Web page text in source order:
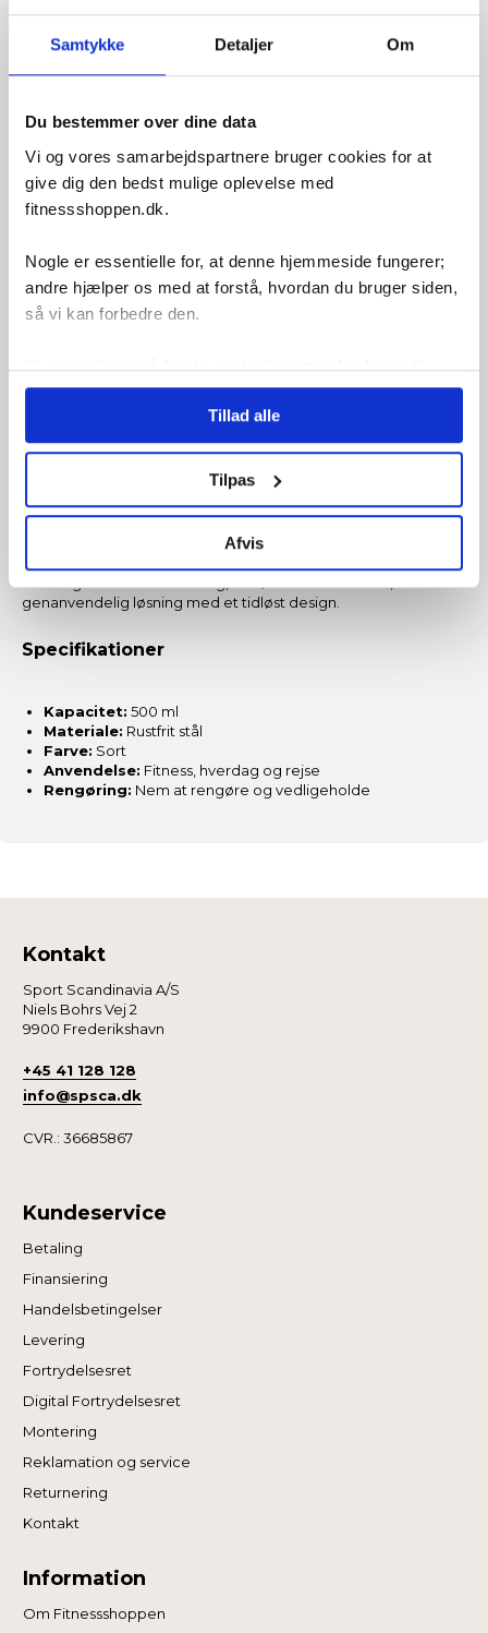
Samtykke Detaljer Om
Du bestemmer over dine data
Vi og vores samarbejdspartnere bruger cookies for at
give dig den bedst mulige oplevelse med
fitnessshoppen.dk.
Nogle er essentielle for, at denne hjemmeside fungerer;
andre hjælper os med at forstå, hvordan du bruger siden,
så vi kan forbedre den.
Vi anvender også første- og tredjepartsteknologier til
marketing formål. Klik på “Tillad alle” for at fortsætte som
angivet, eller klik på “Tilpas” for at vælge, hvilke typer
cookies du vil acceptere.
Tillad alle
Tilpas
Afvis
Designet til at bevare drikkens friskhed og temperatur
Perfekt størrelse til både korte og længere træningspas
samt daglig hydrering.
Slankt og stilrent design
Sort finish giver et tidløst look, der passer til både
Miljøvenligt valg
Genanvendelig flaske reducerer behovet for
engangsplast og støtter en bæredygtig livsstil.
Hvorfor vælge ASG Sort Drikkeflaske -
ASG Sort Drikkeflaske - 500ml kombinerer funktionalitet og
æstetik, så du får en pålidelig flaske til både træning og
hverdag. Den er ideel for dig, der ønsker en holdbar,
genanvendelig løsning med et tidløst design.
Specifikationer
Kapacitet: 500 ml
Materiale: Rustfrit stål
Farve: Sort
Anvendelse: Fitness, hverdag og rejse
Rengøring: Nem at rengøre og vedligeholde
Kontakt
Sport Scandinavia A/S
Niels Bohrs Vej 2
9900 Frederikshavn
+45 41 128 128
info@spsca.dk
CVR.: 36685867
Kundeservice
Betaling
Finansiering
Handelsbetingelser
Levering
Fortrydelsesret
Digital Fortrydelsesret
Montering
Reklamation og service
Returnering
Kontakt
Information
Om Fitnessshoppen